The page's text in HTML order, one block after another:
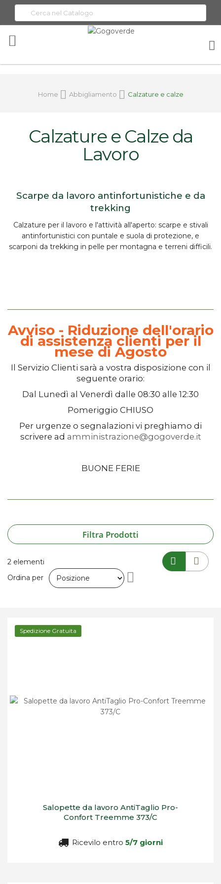
Home Abbigliamento Calzature e calze
Calzature e Calze da
Lavoro
Scarpe da lavoro antinfortunistiche e da
trekking
Calzature per il lavoro e l'attività all'aperto: scarpe e stivali
antinfortunistici con puntale e suola di protezione, e
scarponi da trekking in pelle per montagna e terreni difficili.
Avviso - Riduzione dell'orario
di assistenza clienti per il
mese di Agosto
Il Servizio Clienti sarà a vostra disposizione con il
seguente orario:
Dal Lunedì al Venerdì dalle 08:30 alle 12:30
Pomeriggio CHIUSO
Per urgenze o segnalazioni vi preghiamo di
scrivere ad amministrazione@gogoverde.it
BUONE FERIE
Filtra Prodotti
2 elementi
Ordina per
Spedizione Gratuita
Salopette da lavoro AntiTaglio Pro-
Confort Treemme 373/C
Ricevilo entro 5/7 giorni